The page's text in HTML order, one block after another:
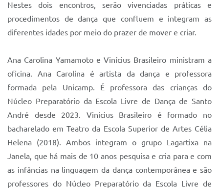
Nestes dois encontros, serão vivenciadas práticas e
procedimentos de dança que confluem e integram as
diferentes idades por meio do prazer de mover e criar.
Ana Carolina Yamamoto e Vinícius Brasileiro ministram a
oficina. Ana Carolina é artista da dança e professora
formada pela Unicamp. É professora das crianças do
Núcleo Preparatório da Escola Livre de Dança de Santo
André desde 2023. Vinicius Brasileiro é formado no
bacharelado em Teatro da Escola Superior de Artes Célia
Helena (2018). Ambos integram o grupo Lagartixa na
Janela, que há mais de 10 anos pesquisa e cria para e com
as infâncias na linguagem da dança contemporânea e são
professores do Núcleo Preparatório da Escola Livre de